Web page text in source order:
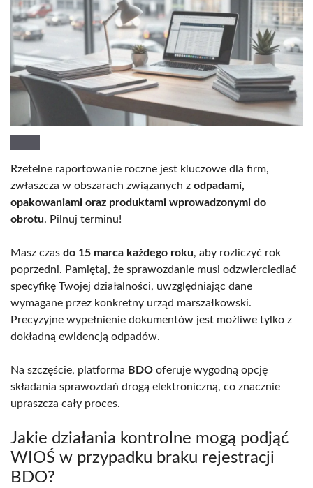
Rzetelne raportowanie roczne jest kluczowe dla firm,
zwłaszcza w obszarach związanych z odpadami,
opakowaniami oraz produktami wprowadzonymi do
obrotu. Pilnuj terminu!
Masz czas do 15 marca każdego roku, aby rozliczyć rok
poprzedni. Pamiętaj, że sprawozdanie musi odzwierciedlać
specyfikę Twojej działalności, uwzględniając dane
wymagane przez konkretny urząd marszałkowski.
Precyzyjne wypełnienie dokumentów jest możliwe tylko z
dokładną ewidencją odpadów.
Na szczęście, platforma BDO oferuje wygodną opcję
składania sprawozdań drogą elektroniczną, co znacznie
upraszcza cały proces.
Jakie działania kontrolne mogą podjąć
WIOŚ w przypadku braku rejestracji
BDO?